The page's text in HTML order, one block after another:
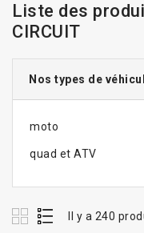
Liste des
CIRCUIT
Nos types de
moto
quad et ATV
Il y a 240